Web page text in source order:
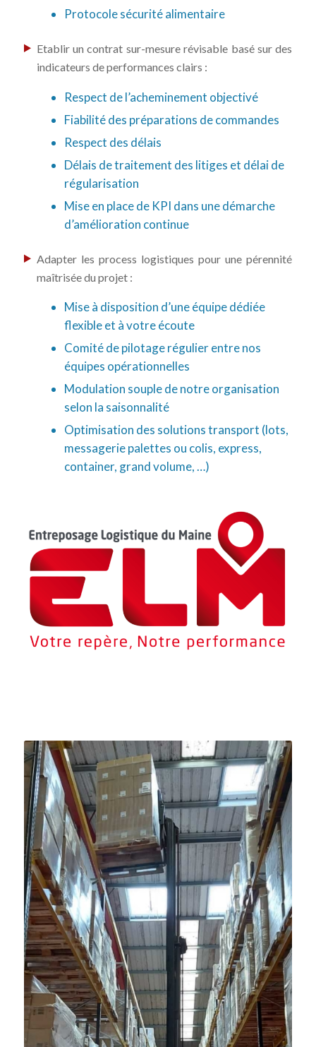
Protocole sécurité alimentaire
Etablir un contrat sur-mesure révisable basé sur des
indicateurs de performances clairs :
Respect de l’acheminement objectivé
Fiabilité des préparations de commandes
Respect des délais
Délais de traitement des litiges et délai de
régularisation
Mise en place de KPI dans une démarche
d’amélioration continue
Adapter les process logistiques pour une pérennité
maîtrisée du projet :
Mise à disposition d’une équipe dédiée
flexible et à votre écoute
Comité de pilotage régulier entre nos
équipes opérationnelles
Modulation souple de notre organisation
selon la saisonnalité
Optimisation des solutions transport (lots,
messagerie palettes ou colis, express,
container, grand volume, …)